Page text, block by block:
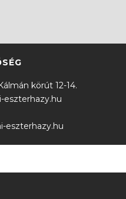
körút 12-14.
eszterhazy.hu
eszterhazy.hu